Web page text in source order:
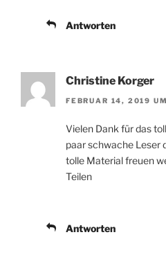
Antworten
Christine Korger
FEBRUAR 14, 2019
Vielen Dank für das
paar schwache Leser
tolle Material freuen
Teilen
Antworten